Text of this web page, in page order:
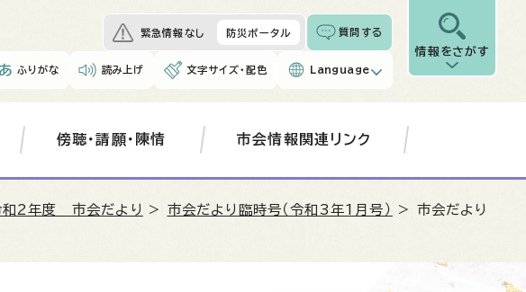
緊急情報なし 防災ポータル 質問する
ふりがな 読み上げ 文字サイズ・配色 Language
情報をさがす
傍聴・請願・陳情 市会情報関連リンク
和2年度 市会だより > 市会だより臨時号（令和3年1月号）
> 市会だより